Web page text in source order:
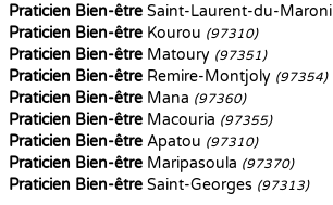
Praticien Bien-être Saint-Laurent-du-Maroni
Praticien Bien-être Kourou (97310)
Praticien Bien-être Matoury (97351)
Praticien Bien-être Remire-Montjoly (97354)
Praticien Bien-être Mana (97360)
Praticien Bien-être Macouria (97355)
Praticien Bien-être Apatou (97310)
Praticien Bien-être Maripasoula (97370)
Praticien Bien-être Saint-Georges (97313)